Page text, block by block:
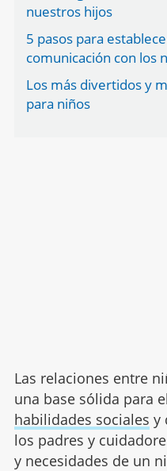
nuestros hijos
5 pasos para
comunicación con los
Los más divertidos y
para niños
Las relaciones entre
una base sólida para
habilidades sociales y
los padres y
y necesidades de un